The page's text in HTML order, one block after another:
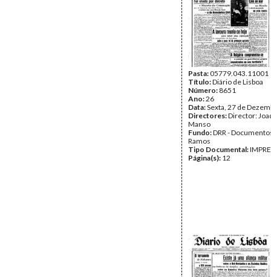
Pasta:05779.043.11001
Título:Diário de Lisboa
Número: 8651
Ano:26
Data:Sexta, 27 de
Directores:Director:
Manso
Fundo:DRR -
Ramos
Tipo Documental:
Página(s): 12